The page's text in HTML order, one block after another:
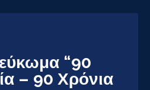
“90
– 90 Χρόνια